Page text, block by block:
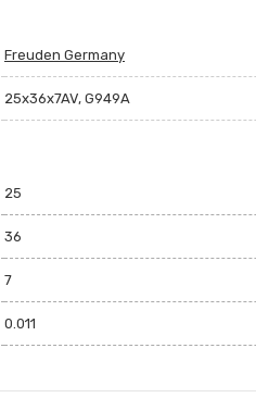
Freuden Germany
25x36x7AV, G949A
25
36
7
0.011